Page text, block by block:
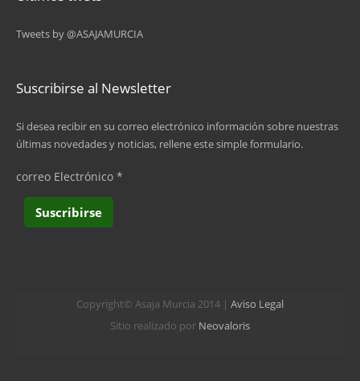
Tweets by @ASAJAMURCIA
Suscribirse al Newsletter
Si desea recibir en su correo electrónico información sobre nuestras
últimas novedades y noticias, rellene este simple formulario.
correo Electrónico *
Copyright© Asaja Murcia 2014 | Aviso Legal
Sitio realizado por Neovaloris